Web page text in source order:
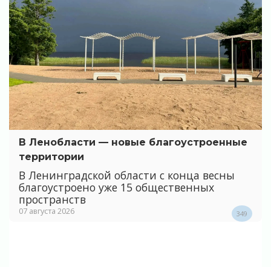
В Ленобласти — новые благоустроенные
территории
В Ленинградской области с конца весны
благоустроено уже 15 общественных
пространств
07 августа 2026 349